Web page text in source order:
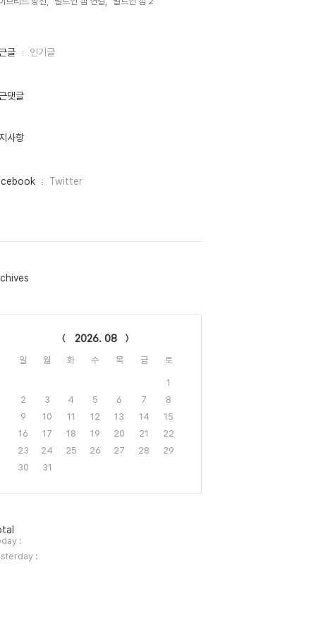
글 인기글
댓글
사항
Twitter
2026. 08
일 월 화 수 목 금 토
1
2
3 4 5 6 7
8
9
10 11 12 13 14
15
16
17 18 19 20 21
22
23
24 25 26 27 28
29
30
31
:
: